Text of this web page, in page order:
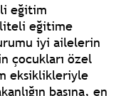
eğitim
eğitime
iyi ailelerin
çocukları özel
eksiklikleriyle
başına, en